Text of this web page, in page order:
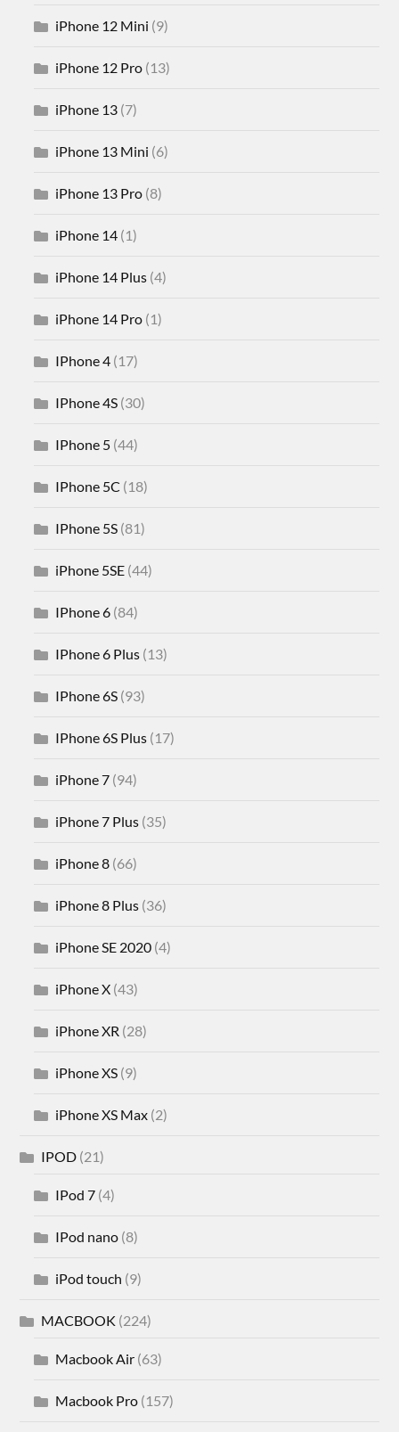
iPhone 12 Mini (9)
iPhone 12 Pro (13)
iPhone 13 (7)
iPhone 13 Mini (6)
iPhone 13 Pro (8)
iPhone 14 (1)
iPhone 14 Plus (4)
iPhone 14 Pro (1)
IPhone 4 (17)
IPhone 4S (30)
IPhone 5 (44)
IPhone 5C (18)
IPhone 5S (81)
iPhone 5SE (44)
IPhone 6 (84)
IPhone 6 Plus (13)
IPhone 6S (93)
IPhone 6S Plus (17)
iPhone 7 (94)
iPhone 7 Plus (35)
iPhone 8 (66)
iPhone 8 Plus (36)
iPhone SE 2020 (4)
iPhone X (43)
iPhone XR (28)
iPhone XS (9)
iPhone XS Max (2)
IPOD (21)
IPod 7 (4)
IPod nano (8)
iPod touch (9)
MACBOOK (224)
Macbook Air (63)
Macbook Pro (157)